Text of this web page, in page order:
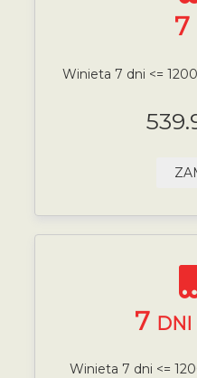
7
Winieta 7 dni <=
7 DNI
Winieta 7 dni <=